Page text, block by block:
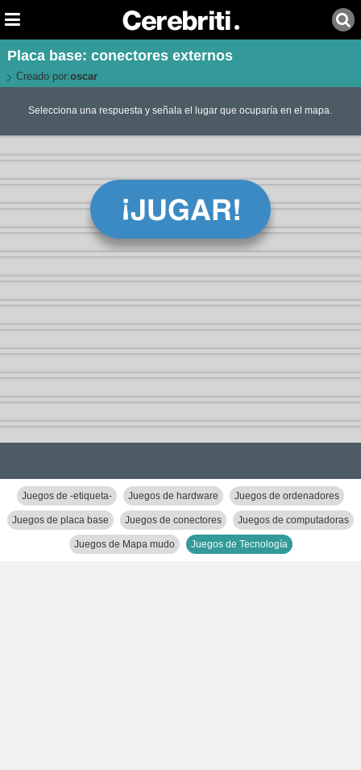
Placa base: conectores externos
Creado por:oscar
Selecciona una respuesta y señala el lugar que ocuparía en el mapa.
Juegos de -etiqueta- Juegos de hardware Juegos de ordenadores
Juegos de placa base Juegos de conectores Juegos de computadoras
Juegos de Mapa mudo Juegos de Tecnología